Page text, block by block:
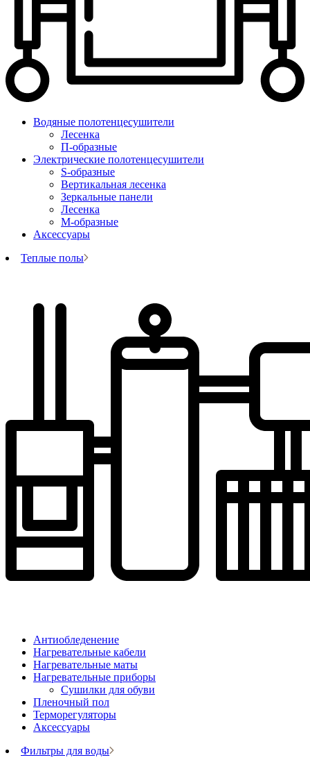
Водяные полотенцесушители
Лесенка
П-образные
Электрические полотенцесушители
S-образные
Вертикальная лесенка
Зеркальные панели
Лесенка
М-образные
Аксессуары
Теплые полы
Антиобледенение
Нагревательные кабели
Нагревательные маты
Нагревательные приборы
Сушилки для обуви
Пленочный пол
Терморегуляторы
Аксессуары
Фильтры для воды